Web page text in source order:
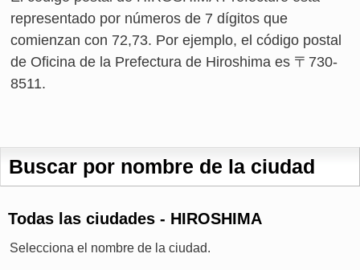
representado por números de 7 dígitos que
comienzan con 72,73. Por ejemplo, el código postal
de Oficina de la Prefectura de Hiroshima es 〒730-
8511.
Buscar por nombre de la ciudad
Todas las ciudades - HIROSHIMA
Selecciona el nombre de la ciudad.